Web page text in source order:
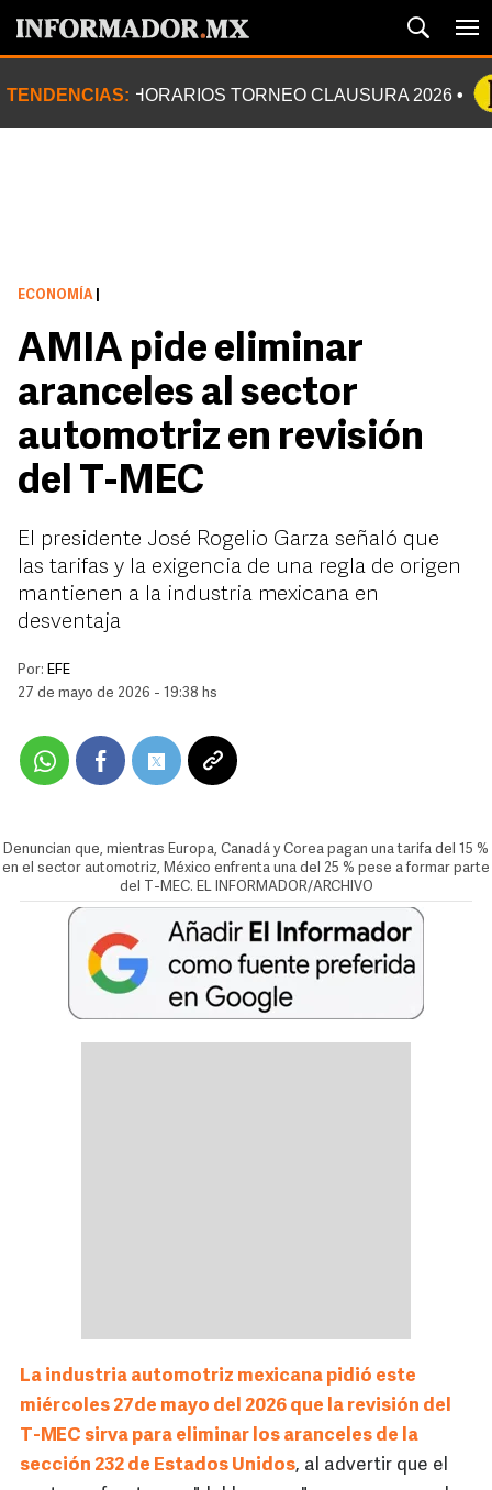
TENDENCIAS: HORARIOS TORNEO CLAUSURA 2026
ECONOMÍA
AMIA pide eliminar
aranceles al sector
automotriz en revisión
del T-MEC
El presidente José Rogelio Garza señaló que
las tarifas y la exigencia de una regla de origen
mantienen a la industria mexicana en
desventaja
Por: EFE
27 de mayo de 2026 - 19:38 hs
Denuncian que, mientras Europa, Canadá y Corea pagan una tarifa del 15 %
en el sector automotriz, México enfrenta una del 25 % pese a formar parte
del T-MEC. EL INFORMADOR/ARCHIVO
La industria automotriz mexicana pidió este
miércoles 27de mayo del 2026 que la revisión del
T-MEC sirva para eliminar los aranceles de la
sección 232 de Estados Unidos, al advertir que el